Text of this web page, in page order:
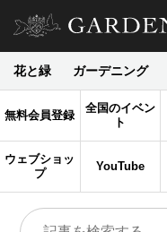
花と緑 ガーデニング
無料会員登録
全国のイベン
ト
ウェブショッ
プ
YouTube